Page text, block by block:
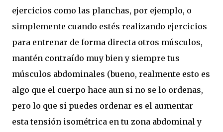
ejercicios como las planchas, por ejemplo, o
simplemente cuando estés realizando ejercicios
para entrenar de forma directa otros músculos,
mantén contraído muy bien y siempre tus
músculos abdominales (bueno, realmente esto es
algo que el cuerpo hace aun si no se lo ordenas,
pero lo que si puedes ordenar es el aumentar
esta tensión isométrica en tu zona abdominal y